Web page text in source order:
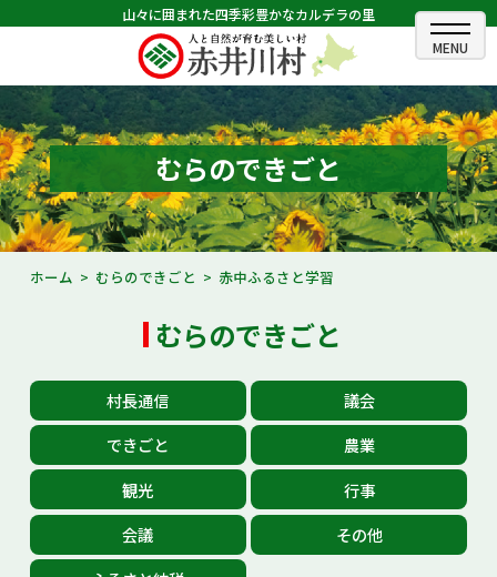
山々に囲まれた四季彩豊かなカルデラの里
ホーム
むらのできごと
むらのプロフィール
くらしの情報
観光・イベント情報
あかいがわ広報
お問い合せ
むらのできごと
ホーム むらのできごと 赤中ふるさと学習
むらのできごと
村長通信
議会
できごと
農業
観光
行事
会議
その他